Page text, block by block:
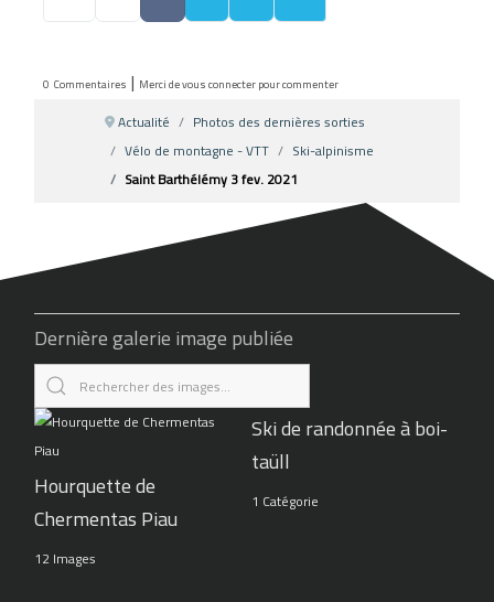
0 Commentaires | Merci de vous connecter pour commenter
Actualité
Photos des dernières sorties
Vélo de montagne - VTT
Ski-alpinisme
Saint Barthélémy 3 fev. 2021
Dernière galerie image publiée
Hourquette de
Chermentas Piau
12 Images
Ski de randonnée à boi-
taüll
1 Catégorie